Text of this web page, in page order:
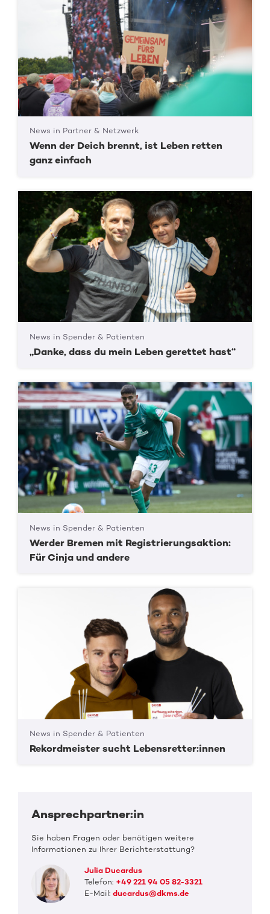
News in Partner & Netzwerk
Wenn der Deich brennt, ist Leben retten
ganz einfach
News in Spender & Patienten
„Danke, dass du mein Leben gerettet hast“
News in Spender & Patienten
Werder Bremen mit Registrierungsaktion:
Für Cinja und andere
News in Spender & Patienten
Rekordmeister sucht Lebensretter:innen
Ansprechpartner:in
Sie haben Fragen oder benötigen weitere
Informationen zu Ihrer Berichterstattung?
Julia Ducardus
Telefon: +49 221 94 05 82-3321
E-Mail:ducardus@dkms.de